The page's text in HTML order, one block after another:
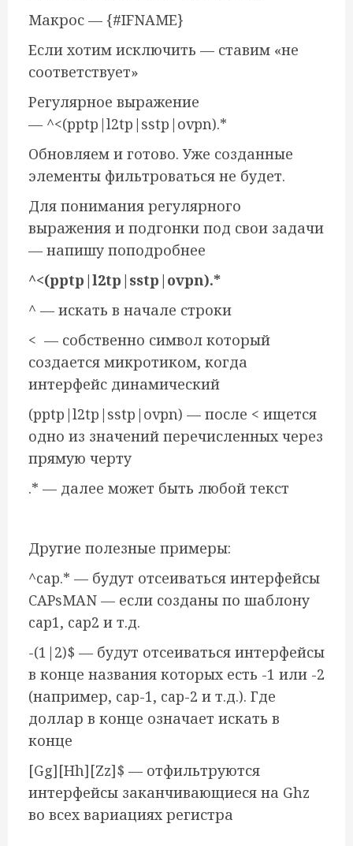
Макрос — {#IFNAME}
Если хотим исключить — ставим «не
соответствует»
Регулярное выражение
— ^<(pptp|l2tp|sstp|ovpn).*
Обновляем и готово. Уже созданные
элементы фильтроваться не будет.
Для понимания регулярного
выражения и подгонки под свои задачи
— напишу поподробнее
^<(pptp|l2tp|sstp|ovpn).*
^ — искать в начале строки
< — собственно символ который
создается микротиком, когда
интерфейс динамический
(pptp|l2tp|sstp|ovpn) — после < ищется
одно из значений перечисленных через
прямую черту
.* — далее может быть любой текст
Другие полезные примеры:
^cap.* — будут отсеиваться интерфейсы
CAPsMAN — если созданы по шаблону
cap1, cap2 и т.д.
-(1|2)$ — будут отсеиваться интерфейсы
в конце названия которых есть -1 или -2
(например, cap-1, cap-2 и т.д.). Где
доллар в конце означает искать в
конце
[Gg][Hh][Zz]$ — отфильтруются
интерфейсы заканчивающиеся на Ghz
во всех вариациях регистра